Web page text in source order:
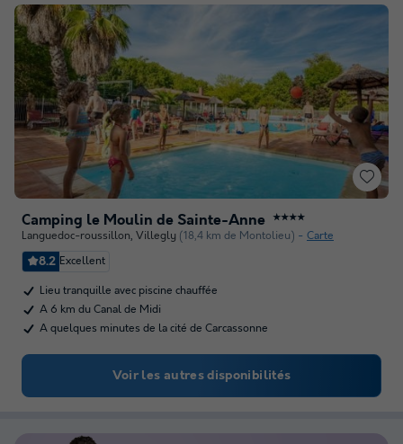
Camping le Moulin de Sainte-Anne ★★★★
Languedoc-roussillon, Villegly (18,4 km de Montolieu) Carte
8.2 Excellent
Lieu tranquille avec piscine chauffée
A 6 km du Canal de Midi
A quelques minutes de la cité de Carcassonne
Voir les autres disponibilités